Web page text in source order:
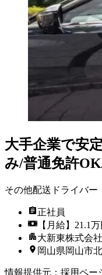
大手企業で安
み/普通免許
その他配送ドライバー
正社員
【月給】21.1
大新東株式会社
岡山県岡山市
情報提供元 ： 採用ペー